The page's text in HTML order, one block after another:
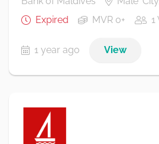
Expired
MVR 0+ 1
1 year ago View